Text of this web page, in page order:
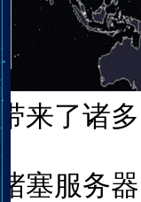
来了诸
塞服务